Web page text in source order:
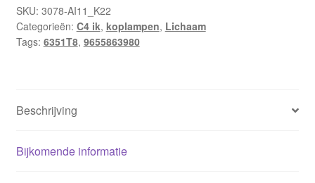
C4
5-
deurs
SKU: 3078-AI11_K22
Categorieën: C4 ik, koplampen, Lichaam
Tags: 6351T8, 9655863980
Beschrijving
Bijkomende informatie